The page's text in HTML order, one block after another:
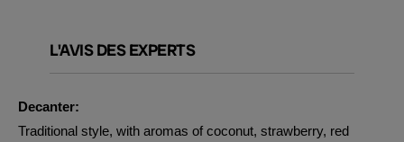
L'AVIS DES EXPERTS
Decanter:
Traditional style, with aromas of coconut, strawberry, red